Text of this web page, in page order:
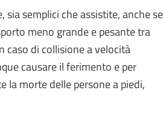
sia semplici che assistite, anche se
meno grande e pesante tra
di collisione a velocità
causare il ferimento e per
la morte delle persone a piedi,